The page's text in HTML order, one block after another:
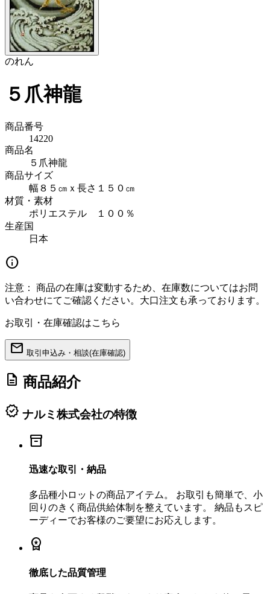
のれん
５爪神龍
商品番号
14220
商品名
５爪神龍
商品サイズ
幅８５㎝ｘ長さ１５０㎝
材質・素材
ポリエステル １００％
生産国
日本
info
注意：
商品の在庫は変動するため、在庫数についてはお問
い合わせにてご確認ください。大口注文も承っております。
お取引・在庫確認はこちら
mail 取引申込み・相談(在庫確認)
description 商品紹介
verified ナルミ株式会社の特徴
inventory_2
迅速な取引・納品
多品種小ロットの商品アイテム。 お取引も簡単で、小
回りのきく商品供給体制を整えています。 納品もスピ
ーディーでお客様のご要望にお応えします。
workspace_premium
徹底した品質管理